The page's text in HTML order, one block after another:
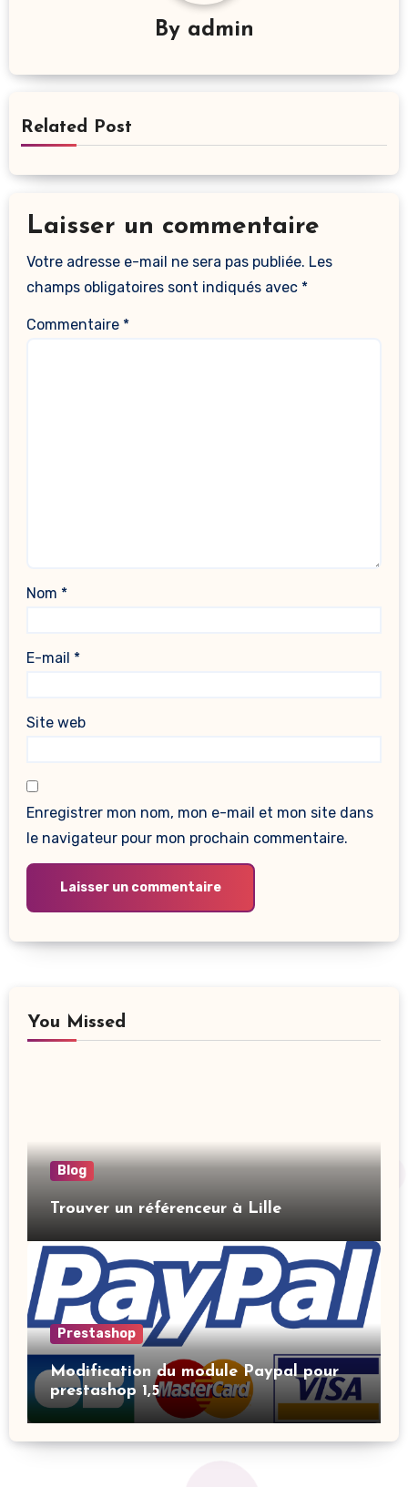
By admin
Related Post
Laisser un commentaire
Votre adresse e-mail ne sera pas publiée. Les
champs obligatoires sont indiqués avec *
Commentaire *
Nom *
E-mail *
Site web
Enregistrer mon nom, mon e-mail et mon site dans
le navigateur pour mon prochain commentaire.
You Missed
Blog
Trouver un référenceur à Lille
Prestashop
Modification du module Paypal pour
prestashop 1,5